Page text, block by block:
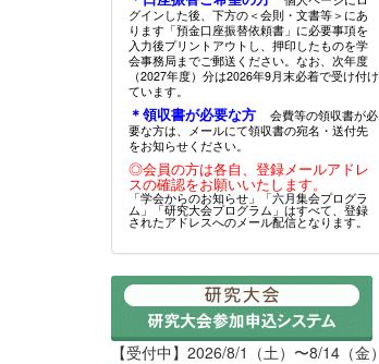
グインした後、下方の＜会則・文書等＞にあ
ります「預金口座振替依頼書」に必要事項を
入力後プリントアウトし、押印したものを学
会事務局までご郵送ください。なお、次年度
（2027年度）分は2026年9月末必着で受け付け
ています。
＊領収書が必要な方
会費等の領収書が必
要な方は、メールにて領収書の宛名・送付先
をお知らせください。
◎会員の方は各自、登録メールアドレ
スの確認をお願いいたします。
「学会からのお知らせ」「六月集会プログラ
ム」「研究大会プログラム」はすべて、登録
されたアドレスへのメール配信となります。
【受付中】2026/8/1（土）〜8/14（金）